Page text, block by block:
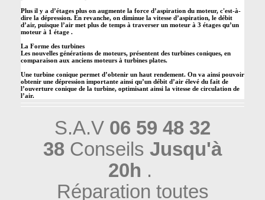
Plus il y a d’étages plus on augmente la force d’aspiration du moteur, c'est-à-
dire la dépression. En revanche, on diminue la vitesse d’aspiration, le débit
d’air, puisque l’air met plus de temps à traverser un moteur à 3 étages qu’un
moteur à 1 étage .
La Forme des turbines
Les nouvelles générations de moteurs, présentent des turbines coniques, en
comparaison aux anciens moteurs à turbines plates.
Une turbine conique permet d’obtenir un haut rendement. On va ainsi pouvoir
obtenir une dépression importante ainsi qu’un débit d’air élevé du fait de
l’ouverture conique de la turbine, optimisant ainsi la vitesse de circulation de
l’air.
S.A.V 06 59 48 32
38 Conseils Jusqu'à
20h .
Réparation toutes